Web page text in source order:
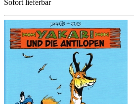
Sofort lieferbar